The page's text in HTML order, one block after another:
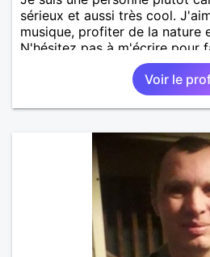
sérieux et aussi très cool.
musique, profiter de la nature
N'hésitez pas à m'écrire pour
Voir le